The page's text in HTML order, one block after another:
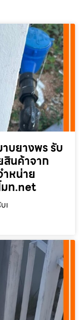
าบยางพร รับ
สินค้าจาก
ำหน่าย
มท.net
เ